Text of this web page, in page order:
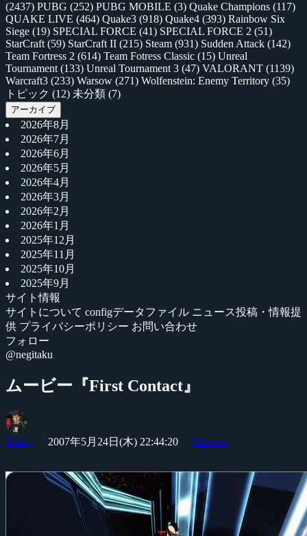
(2437) PUBG (252) PUBG MOBILE (3) Quake Champions (117)
QUAKE LIVE (464) Quake3 (918) Quake4 (393) Rainbow Six
Siege (19) SPECIAL FORCE (41) SPECIAL FORCE 2 (51)
StarCraft (59) StarCraft II (215) Steam (931) Sudden Attack (142)
Team Fortress 2 (614) Team Fotress Classic (15) Unreal
Tournament (133) Unreal Tournament 3 (47) VALORANT (1139)
Warcraft3 (233) Warsow (271) Wolfenstein: Enemy Territory (35)
トピック (12) 未分類 (7)
アーカイブ
2026年8月
2026年7月
2026年6月
2026年5月
2026年4月
2026年3月
2026年2月
2026年1月
2025年12月
2025年11月
2025年10月
2025年9月
サイト情報
サイトについて configデータファイル ニュース投稿・情報提
供 プライバシーポリシー お問い合わせ
フォロー
@negitaku
ムービー『First Contact』
Yossy 2007年5月24日(木) 22:44:20 Warsow